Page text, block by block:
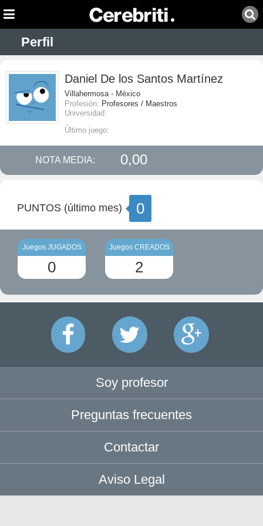
Perfil
Daniel De los Santos Martínez
Villahermosa - México
Profesión: Profesores / Maestros
Universidad:
Último juego:
NOTA MEDIA: 0,00
PUNTOS (último mes) 0
Juegos JUGADOS
0
Juegos CREADOS
2
Soy profesor
Preguntas frecuentes
Contactar
Aviso Legal